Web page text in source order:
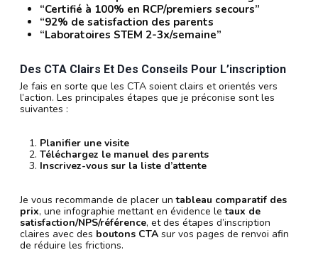
“Certifié à 100% en RCP/premiers secours”
“92% de satisfaction des parents
“Laboratoires STEM 2-3x/semaine”
Des CTA Clairs Et Des Conseils Pour L’inscription
Je fais en sorte que les CTA soient clairs et orientés vers
l’action. Les principales étapes que je préconise sont les
suivantes :
Planifier une visite
Téléchargez le manuel des parents
Inscrivez-vous sur la liste d’attente
Je vous recommande de placer untableau comparatif des
prix, une infographie mettant en évidence letaux de
satisfaction/NPS/référence, et des étapes d’inscription
claires avec des boutons CTA sur vos pages de renvoi afin
de réduire les frictions.